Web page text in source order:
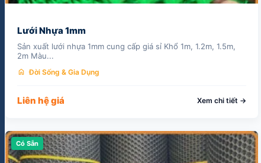
Lưới Nhựa 1mm
Sản xuất lưới nhựa 1mm cung cấp giá sỉ Khổ 1m, 1.2m, 1.5m,
2m Màu...
home Đời Sống & Gia Dụng
Liên hệ giá Xem chi tiết →
Có Sẵn